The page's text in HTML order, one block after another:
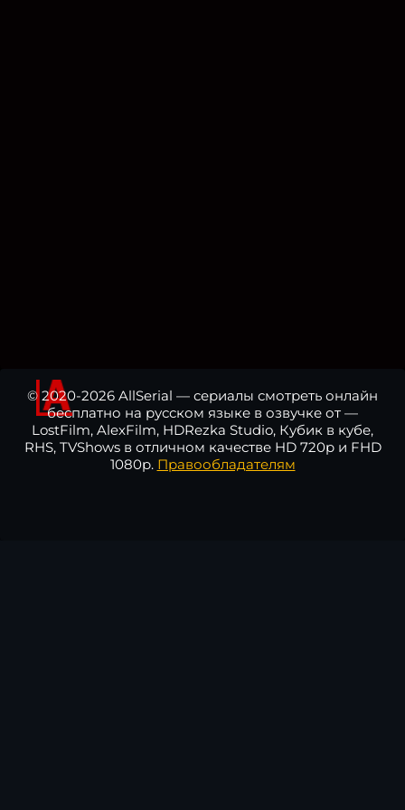
© 2020-2026 AllSerial — сериалы смотреть онлайн
бесплатно на русском языке в озвучке от —
LostFilm, AlexFilm, HDRezka Studio, Кубик в кубе,
RHS, TVShows в отличном качестве HD 720p и FHD
1080p. Правообладателям